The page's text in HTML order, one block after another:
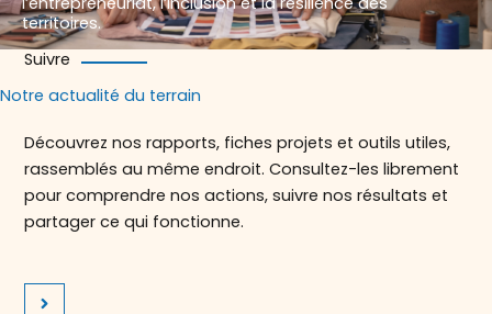
territoires.
Suivre
Notre actualité du terrain
Découvrez nos rapports, fiches projets et outils utiles,
rassemblés au même endroit. Consultez-les librement
pour comprendre nos actions, suivre nos résultats et
partager ce qui fonctionne.